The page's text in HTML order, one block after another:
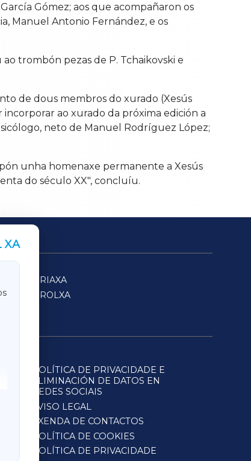
Gómez; aos que acompañaron os
Manuel Antonio Fernández, e os
trombón pezas de P. Tchaikovski e
de dous membros do xurado (Xesús
ao xurado da próxima edición a
neto de Manuel Rodríguez López;
unha homenaxe permanente a Xesús
do século XX", concluíu.
XA
SARRIAXA
FERROLXA
POLÍTICA DE PRIVACIDADE E
ELIMINACIÓN DE DATOS EN
REDES SOCIAIS
AVISO LEGAL
AXENDA DE CONTACTOS
POLÍTICA DE COOKIES
POLÍTICA DE PRIVACIDADE